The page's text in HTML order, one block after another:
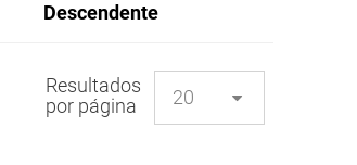
Descendente
Resultados
por página